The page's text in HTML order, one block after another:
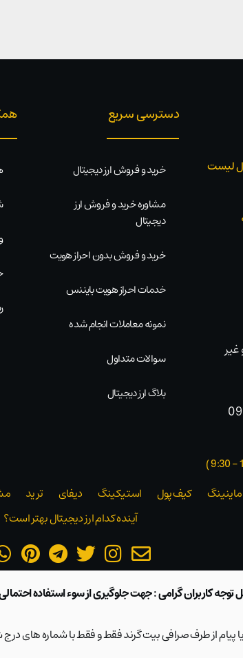
لیست
دسترسی سریع
خرید و فروش ارز دیجیتال
مشاوره خرید و فروش ارز
دیجیتال
خرید و فروش بدون احراز هویت
خدمات احراز هویت بایننس
نمونه معاملات انجام شده
سوالات متداول
بلاگ ارز دیجیتال
ماینینگ کیف پول استیکینگ دیفای ترید
آینده کدام ارز دیجیتال بهتر است؟
توجه کاربران گرامی : جهت جلوگیری از سوء استفاده
پیام از طرف صرافی بیت گرند فقط و فقط با شماره های